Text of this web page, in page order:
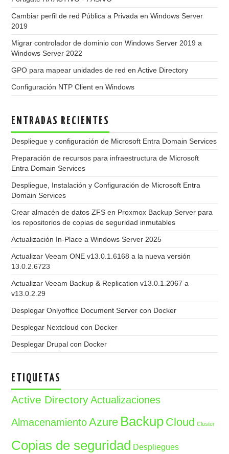
Cambiar perfil de red Pública a Privada en Windows Server
2019
Migrar controlador de dominio con Windows Server 2019 a
Windows Server 2022
GPO para mapear unidades de red en Active Directory
Configuración NTP Client en Windows
ENTRADAS RECIENTES
Despliegue y configuración de Microsoft Entra Domain Services
Preparación de recursos para infraestructura de Microsoft
Entra Domain Services
Despliegue, Instalación y Configuración de Microsoft Entra
Domain Services
Crear almacén de datos ZFS en Proxmox Backup Server para
los repositorios de copias de seguridad inmutables
Actualización In-Place a Windows Server 2025
Actualizar Veeam ONE v13.0.1.6168 a la nueva versión
13.0.2.6723
Actualizar Veeam Backup & Replication v13.0.1.2067 a
v13.0.2.29
Desplegar Onlyoffice Document Server con Docker
Desplegar Nextcloud con Docker
Desplegar Drupal con Docker
ETIQUETAS
Active Directory Actualizaciones
Almacenamiento Azure Backup Cloud Cluster
Copias de seguridad Despliegues